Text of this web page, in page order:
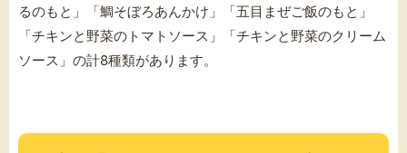
るのもと」「鯛そぼろあんかけ」「五目まぜご飯のもと」
「チキンと野菜のトマトソース」「チキンと野菜のクリーム
ソース」の計8種類があります。